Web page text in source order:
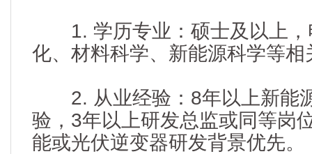
1. 学历专业：硕士及以上，
化、材料科学、新能源科学等相
2. 从业经验：8年以上新能
验，3年以上研发总监或同等岗
能或光伏逆变器研发背景优先。